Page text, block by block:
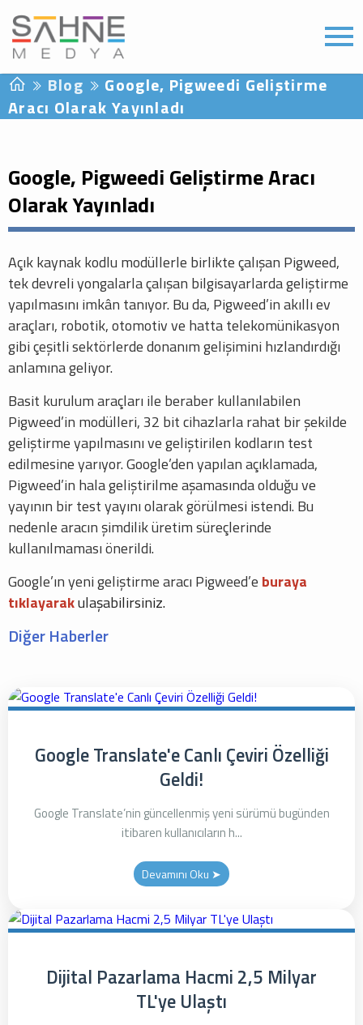
Blog
Google, Pigweedi Geliştirme
Aracı Olarak Yayınladı
Google, Pigweedi Geliştirme Aracı
Olarak Yayınladı
Açık kaynak kodlu modüllerle birlikte çalışan Pigweed,
tek devreli yongalarla çalışan bilgisayarlarda geliştirme
yapılmasını imkân tanıyor. Bu da, Pigweed’in akıllı ev
araçları, robotik, otomotiv ve hatta telekomünikasyon
gibi çeşitli sektörlerde donanım gelişimini hızlandırdığı
anlamına geliyor.
Basit kurulum araçları ile beraber kullanılabilen
Pigweed’in modülleri, 32 bit cihazlarla rahat bir şekilde
geliştirme yapılmasını ve geliştirilen kodların test
edilmesine yarıyor. Google’den yapılan açıklamada,
Pigweed’in hala geliştirilme aşamasında olduğu ve
yayının bir test yayını olarak görülmesi istendi. Bu
nedenle aracın şimdilik üretim süreçlerinde
kullanılmaması önerildi.
Google’ın yeni geliştirme aracı Pigweed’e buraya
tıklayarakulaşabilirsiniz.
Diğer Haberler
Google Translate'e Canlı Çeviri Özelliği
Geldi!
Google Translate’nin güncellenmiş yeni sürümü bugünden
itibaren kullanıcıların h...
Devamını Oku ➤
Dijital Pazarlama Hacmi 2,5 Milyar
TL'ye Ulaştı